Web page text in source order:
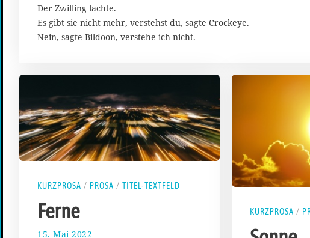
Der Zwilling lachte.
Es gibt sie nicht mehr, verstehst du, sagte Crockeye.
Nein, sagte Bildoon, verstehe ich nicht.
KURZPROSA / PROSA / TITEL-TEXTFELD
Ferne
15. Mai 2022
KURZPROSA /